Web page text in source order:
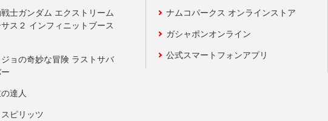
士ガンダム エクストリーム
ス２ インフィニットブース
ョの奇妙な冒険 ラストサバ
達人
ピリッツ
ナムコパークス オンラインストア
ガシャポンオンライン
公式スマートフォンアプリ